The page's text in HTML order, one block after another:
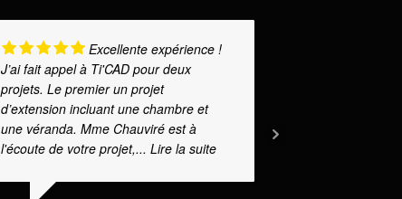
Excellente expérience !
J’ai fait appel à Ti'CAD pour deux
projets. Le premier un projet
d’extension incluant une chambre et
une véranda. Mme Chauviré est à
l'écoute de votre projet,... Lire la suite